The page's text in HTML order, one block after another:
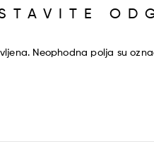
Neophodna polja su